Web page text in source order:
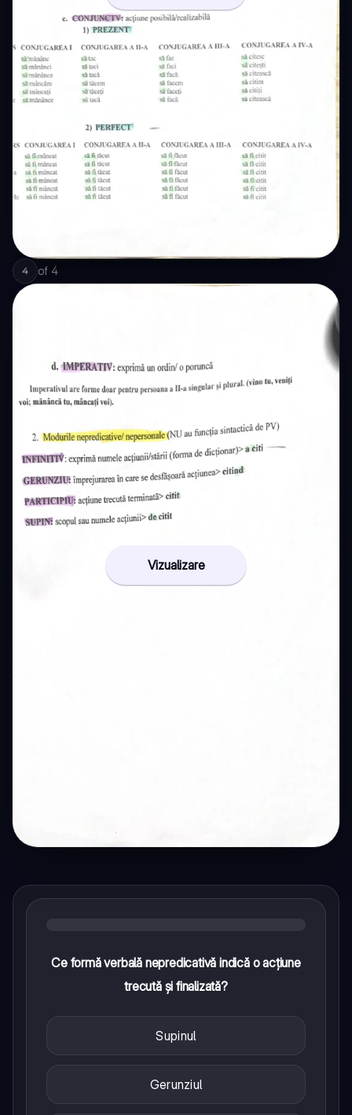
4 of 4
Vizualizare
Ce formă verbală nepredicativă indică o acțiune
trecută și finalizată?
Supinul
Gerunziul